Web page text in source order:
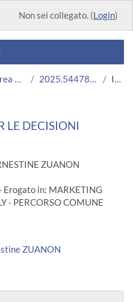
Non sei collegato. (Login)
Area Economico-Statistica 2025.54478R.2025.99.ECO0036.N0_22149 Introduzione
LE DECISIONI
ZUANON
in: MARKETING
- PERCORSO COMUNE
ZUANON